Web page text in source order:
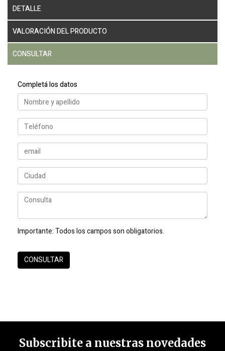
DETALLE
VALORACIÓN DEL PRODUCTO
CONSULTAR
Completá los datos
Importante:Todos los campos son obligatorios.
Subscribite a nuestras novedades